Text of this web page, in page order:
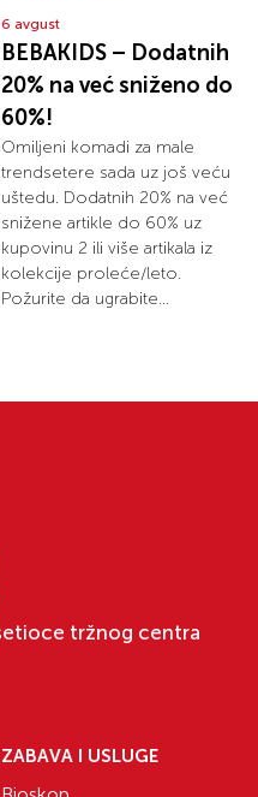
6 avgust
BEBAKIDS – Dodatnih
20% na već sniženo do
60%!
Omiljeni komadi za male
trendsetere sada uz još veću
uštedu. Dodatnih 20% na već
snižene artikle do 60% uz
kupovinu 2 ili više artikala iz
kolekcije proleće/leto.
Požurite da ugrabite...
tržnog centra
ZABAVA I USLUGE